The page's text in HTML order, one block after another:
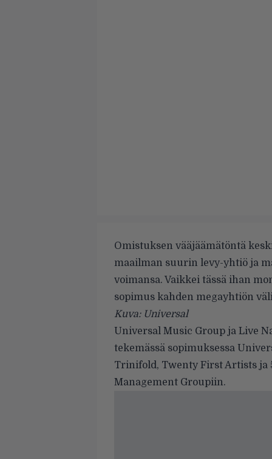
Omistuksen vääjäämätöntä
maailman suurin levy-yhtiö ja
voimansa. Vaikkei tässä ihan
sopimus kahden megayhtiön
Kuva: Universal
Universal Music Group ja Live
tekemässä sopimuksessa
Trinifold, Twenty First Artists ja
Management Groupiin.